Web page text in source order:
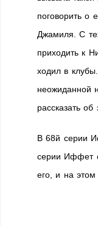
поговорить о
Джамиля. С
приходить к
ходил в
неожиданной
рассказать
В 68й серии
серии Иффет
его, и на этом